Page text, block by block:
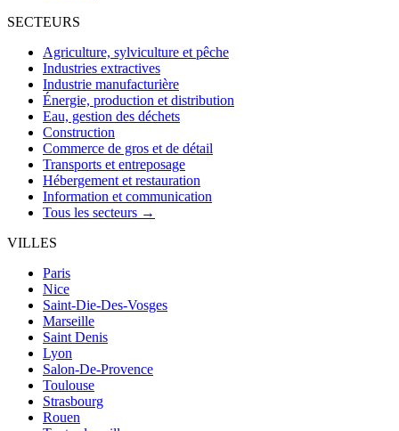
SECTEURS
Agriculture, sylviculture et pêche
Industries extractives
Industrie manufacturière
Énergie, production et distribution
Eau, gestion des déchets
Construction
Commerce de gros et de détail
Transports et entreposage
Hébergement et restauration
Information et communication
Tous les secteurs →
VILLES
Paris
Nice
Saint-Die-Des-Vosges
Marseille
Saint Denis
Lyon
Salon-De-Provence
Toulouse
Strasbourg
Rouen